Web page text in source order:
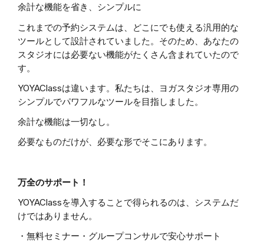
余計な機能を省き、シンプルに
これまでの予約システムは、どこにでも使える汎用的な
ツールとして設計されていました。そのため、あなたの
スタジオには必要ない機能がたくさん含まれていたので
す。
YOYAClassは違います。私たちは、ヨガスタジオ専用の
シンプルでパワフルなツールを目指しました。
余計な機能は一切なし。
必要なものだけが、必要な形でそこにあります。
万全のサポート！
YOYAClassを導入することで得られるのは、システムだ
けではありません。
・無料セミナー・グループコンサルで安心サポート